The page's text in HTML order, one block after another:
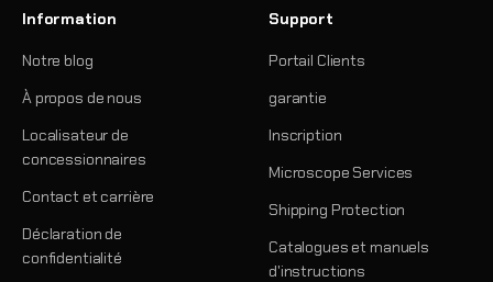
Information
Notre blog
À propos de nous
Localisateur de
concessionnaires
Contact et carrière
Déclaration de
confidentialité
Support
Portail Clients
garantie
Inscription
Microscope Services
Shipping Protection
Catalogues et manuels
d'instructions